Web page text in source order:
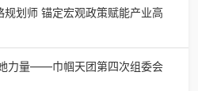
年4月17日，江苏省苏州市吴中
划师 锚定宏观政策赋能产业高
江）科技有限公司隆重举行签
任公司首席战略规划师。此次
力量——巾帼天团第四次组委会